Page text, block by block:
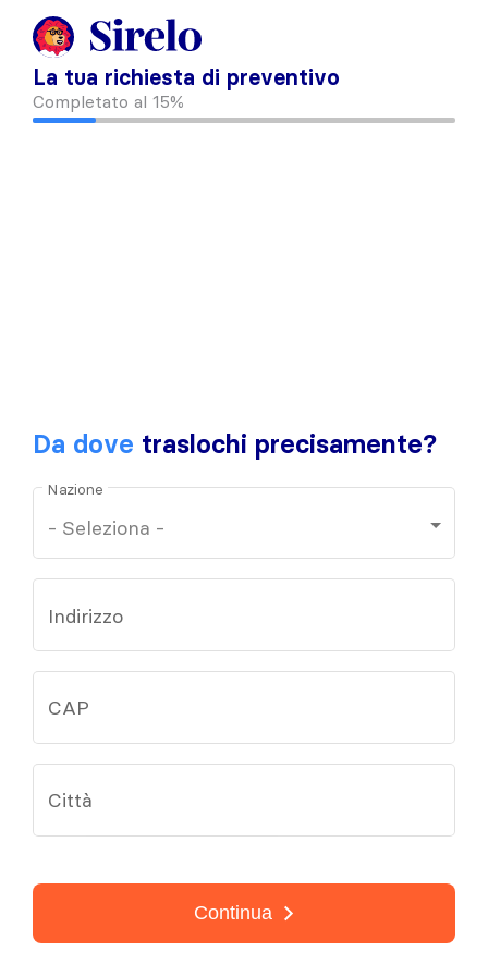
La tua richiesta di preventivo
Completato al 15%
Da dove traslochi precisamente?
Nazione
Indirizzo
CAP
Città
Continua